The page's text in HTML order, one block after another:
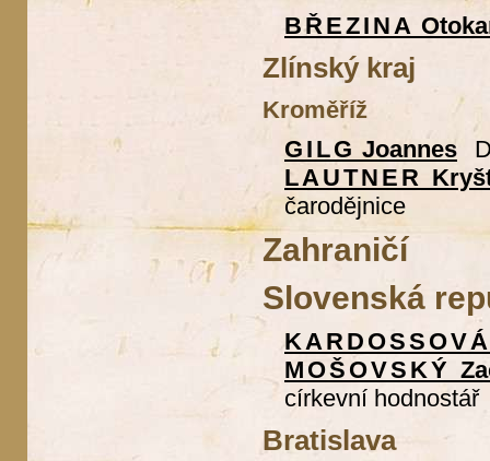
BŘEZINA
Zlínský kraj
Kroměříž
GILG Joannes
LAUTNER
čarodějnice
Zahraničí
Slovenská
MOŠOVSKÝ
církevní hodnostář
Bratislava